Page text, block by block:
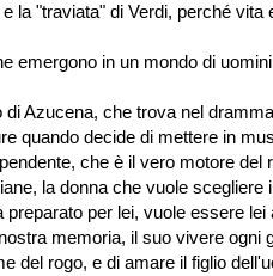
la "traviata" di Verdi, perché vita
emergono in un mondo di
Azucena, che trova nel
quando decide di mettere in
che è il vero motore del
la donna che vuole scegliere
per lei, vuole essere
memoria, il suo vivere ogni
del rogo, e di amare il figlio